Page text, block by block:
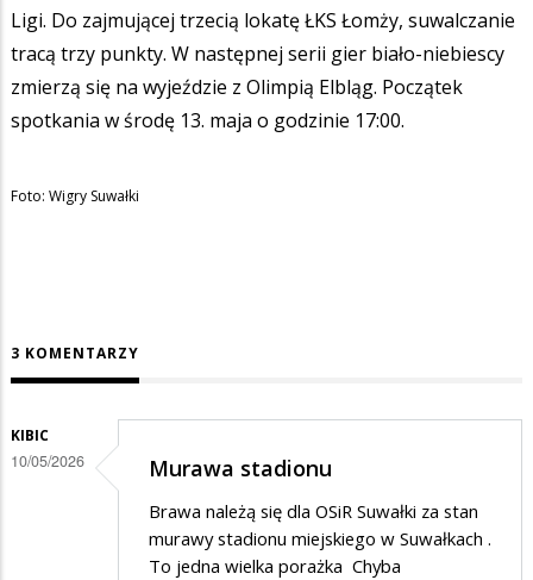
Ligi. Do zajmującej trzecią lokatę ŁKS Łomży, suwalczanie
tracą trzy punkty. W następnej serii gier biało-niebiescy
zmierzą się na wyjeździe z Olimpią Elbląg. Początek
spotkania w środę 13. maja o godzinie 17:00.
Foto: Wigry Suwałki
3 KOMENTARZY
KIBIC
10/05/2026 Murawa stadionu
Brawa należą się dla OSiR Suwałki za stan
murawy stadionu miejskiego w Suwałkach .
To jedna wielka porażka Chyba